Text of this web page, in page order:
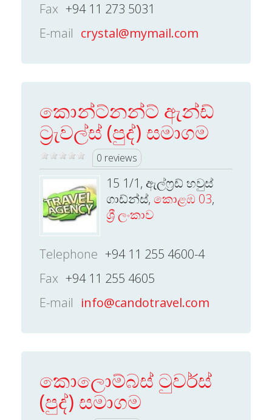
Fax +94 11 273 5031
E-mail crystal@mymail.com
කොන්ට්නන්ට් ඇන්ඩ්
ට්‍රැවල්ස් (පුද්) සමාගම
0 reviews
15 1/1, ඇල්ෆ්‍රඩ් හවුස්
ගාඩ්න්ස්, කොළඹ 03,
ශ්‍රී ලංකාව
Telephone +94 11 255 4600-4
Fax +94 11 255 4605
E-mail info@candotravel.com
කොලොම්බස් ටුවර්ස්
(පුද්) සමාගම